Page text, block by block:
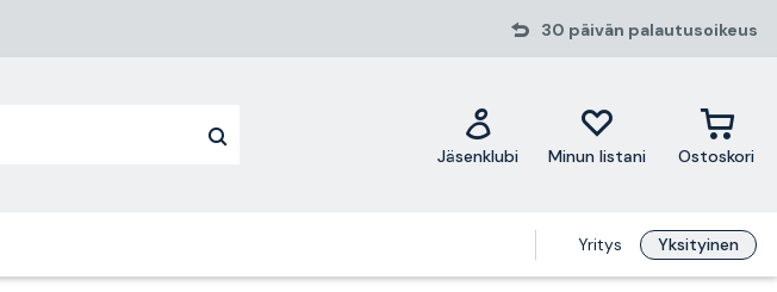
30 päivän palautusoikeus
Jäsenklubi Minun listani Ostoskori
Yritys Yksityinen